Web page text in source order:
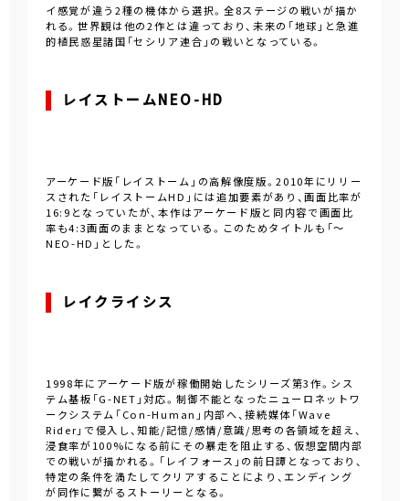
イ感覚が違う2種の機体から選択。全8ステージの戦いが描か
れる。世界観は他の2作とは違っており、未来の「地球」と急進
的植民惑星諸国「セシリア連合」の戦いとなっている。
レイストームNEO-HD
アーケード版「レイストーム」の高解像度版。2010年にリリー
スされた「レイストームHD」には追加要素があり、画面比率が
16:9となっていたが、本作はアーケード版と同内容で画面比
率も4:3画面のままとなっている。このためタイトルも「～
NEO-HD」とした。
レイクライシス
1998年にアーケード版が稼働開始したシリーズ第3作。シス
テム基板「G-NET」対応。制御不能となったニューロネットワ
ークシステム「Con-Human」内部へ、接続媒体「Wave
Rider」で侵入し、知能/記憶/感情/意識/思考の各領域を超え、
浸食率が100%になる前にその暴走を阻止する、仮想空間内部
での戦いが描かれる。「レイフォース」の前日譚となっており、
特定の条件を満たしてクリアすることにより、エンディング
が同作に繋がるストーリーとなる。